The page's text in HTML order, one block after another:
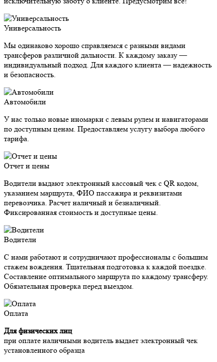
Универсальность
Мы одинаково хорошо справляемся с разными видами
трансферов различной дальности. К каждому заказу —
индивидуальный подход. Для каждого клиента — надежность
и безопасность.
Автомобили
У нас только новые иномарки с левым рулем и навигаторами
по доступным ценам. Предоставляем услугу выбора любого
тарифа.
Отчет и цены
Водители выдают электронный кассовый чек с QR кодом,
указанием маршрута, ФИО пассажира и реквизитами
перевозчика. Расчет наличный и безналичный.
Фиксированная стоимость и доступные цены.
Водители
С нами работают и сотрудничают профессионалы с большим
стажем вождения. Тщательная подготовка к каждой поездке.
Составление оптимального маршрута по каждому трансферу.
Обязательная проверка перед выездом.
Оплата
Для физических лиц
при оплате наличными водитель выдает электронный чек
установленного образца